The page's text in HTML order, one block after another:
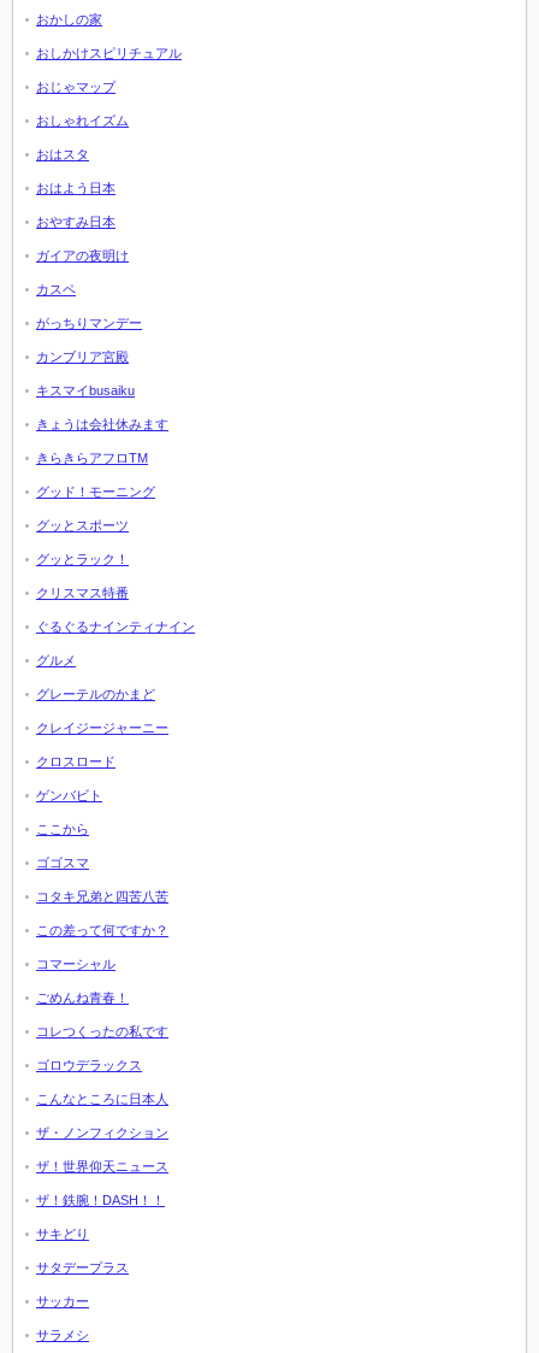
おかしの家
おしかけスピリチュアル
おじゃマップ
おしゃれイズム
おはスタ
おはよう日本
おやすみ日本
ガイアの夜明け
カスペ
がっちりマンデー
カンブリア宮殿
キスマイbusaiku
きょうは会社休みます
きらきらアフロTM
グッド！モーニング
グッとスポーツ
グッとラック！
クリスマス特番
ぐるぐるナインティナイン
グルメ
グレーテルのかまど
クレイジージャーニー
クロスロード
ゲンバビト
ここから
ゴゴスマ
コタキ兄弟と四苦八苦
この差って何ですか？
コマーシャル
ごめんね青春！
コレつくったの私です
ゴロウデラックス
こんなところに日本人
ザ・ノンフィクション
ザ！世界仰天ニュース
ザ！鉄腕！DASH！！
サキどり
サタデープラス
サッカー
サラメシ